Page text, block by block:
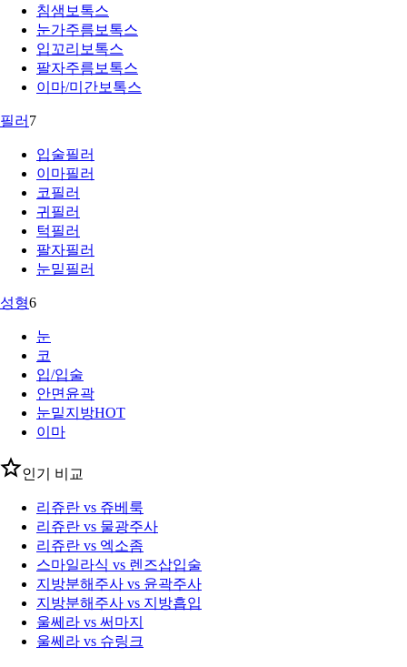
침샘보톡스
눈가주름보톡스
입꼬리보톡스
팔자주름보톡스
이마/미간보톡스
필러 7
입술필러
이마필러
코필러
귀필러
턱필러
팔자필러
눈밑필러
성형6
눈
코
입/입술
안면윤곽
눈밑지방HOT
이마
인기 비교
리쥬란 vs 쥬베룩
리쥬란 vs 물광주사
리쥬란 vs 엑소좀
스마일라식 vs 렌즈삽입술
지방분해주사 vs 윤곽주사
지방분해주사 vs 지방흡입
울쎄라 vs 써마지
울쎄라 vs 슈링크